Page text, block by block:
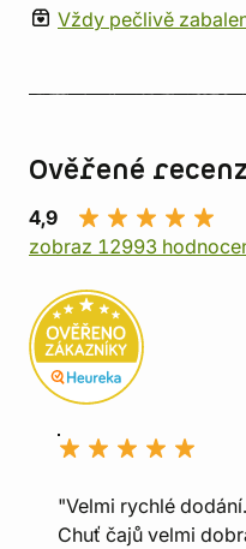
Vždy pečlivě
Ověřené
4,9
zobraz 12993
"Velmi rychlé
Chuť čajů velmi